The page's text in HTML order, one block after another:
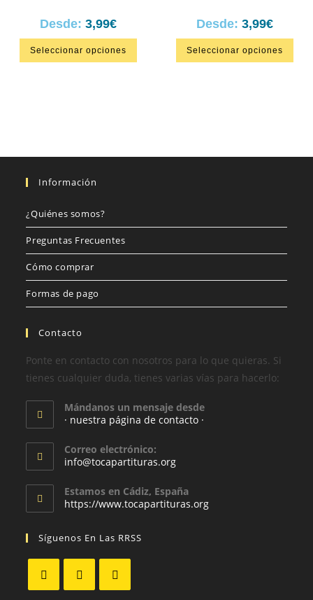
Desde: 3,99€
Seleccionar opciones
Desde: 3,99€
Seleccionar opciones
Información
¿Quiénes somos?
Preguntas Frecuentes
Cómo comprar
Formas de pago
Contacto
Ponte en contacto con nosotros para lo que quieras. Si
tienes cualquier duda, tienes varias vías para hacerlo:
Mándanos un mensaje desde
· nuestra página de contacto ·
Correo electrónico:
info@tocapartituras.org
Estamos en Cádiz, España
https://www.tocapartituras.org
Síguenos En Las RRSS